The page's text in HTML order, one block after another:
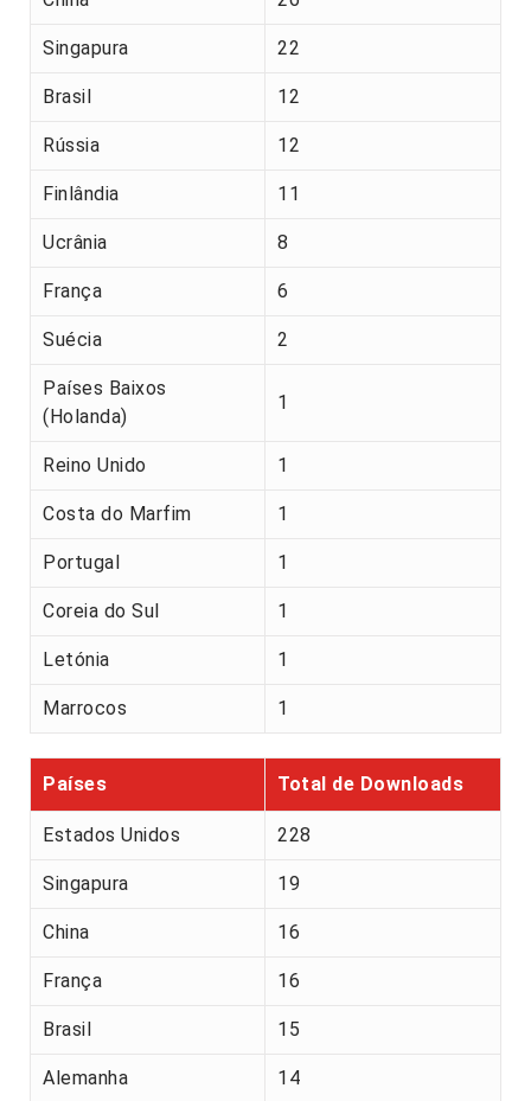
Singapura 22
Brasil 12
Rússia 12
Finlândia 11
Ucrânia 8
França 6
Suécia 2
Países Baixos
(Holanda)
1
Reino Unido 1
Costa do Marfim 1
Portugal 1
Coreia do Sul 1
Letónia 1
Marrocos 1
Países Total de Downloads
Estados Unidos 228
Singapura 19
China 16
França 16
Brasil 15
Alemanha 14